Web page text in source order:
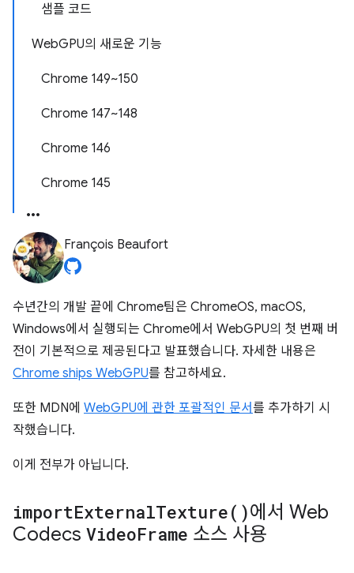
샘플 코드
WebGPU의 새로운 기능
Chrome 149~150
Chrome 147~148
Chrome 146
Chrome 145
François Beaufort
수년간의 개발 끝에 Chrome팀은 ChromeOS, macOS,
Windows에서 실행되는 Chrome에서 WebGPU의 첫 번째 버
전이 기본적으로 제공된다고 발표했습니다. 자세한 내용은
Chrome ships WebGPU를 참고하세요.
또한 MDN에 WebGPU에 관한 포괄적인 문서를 추가하기 시
작했습니다.
이게 전부가 아닙니다.
importExternalTexture( )에서 Web
Codecs VideoFrame 소스 사용